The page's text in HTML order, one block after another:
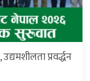
प्रवर्द्धन